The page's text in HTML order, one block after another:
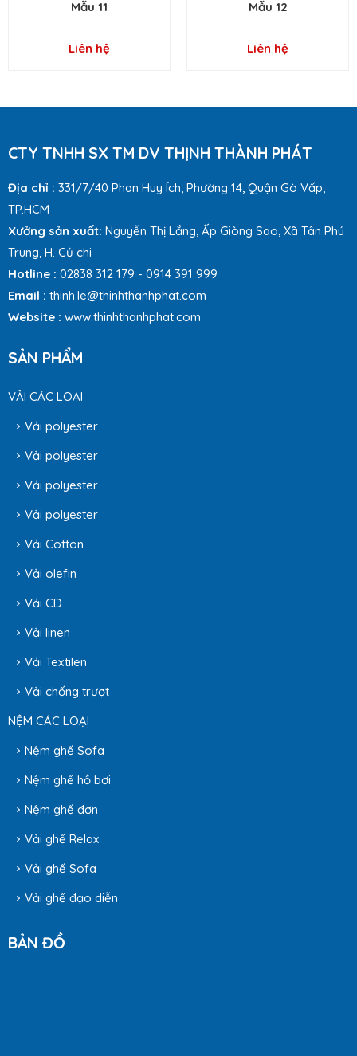
Mẫu 11
Liên hệ
Mẫu 12
Liên hệ
CTY TNHH SX TM DV THỊNH THÀNH PHÁT
Địa chỉ : 331/7/40 Phan Huy Ích, Phường 14, Quận Gò Vấp,
TP.HCM
Xưởng sản xuất: Nguyễn Thị Lắng, Ấp Giòng Sao, Xã Tân Phú
Trung, H. Củ chi
Hotline : 02838 312 179 - 0914 391 999
Email : thinh.le@thinhthanhphat.com
Website : www.thinhthanhphat.com
SẢN PHẨM
VẢI CÁC LOẠI
Vải polyester
Vải polyester
Vải polyester
Vải polyester
Vải Cotton
Vải olefin
Vải CD
Vải linen
Vải Textilen
Vải chống trượt
NỆM CÁC LOẠI
Nệm ghế Sofa
Nệm ghế hồ bơi
Nệm ghế đơn
Vải ghế Relax
Vải ghế Sofa
Vải ghế đạo diễn
BẢN ĐỒ